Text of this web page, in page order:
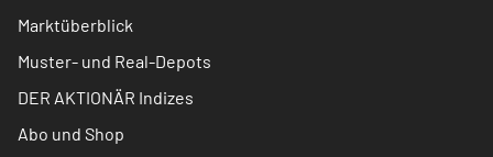
Marktüberblick
Muster- und Real-Depots
DER AKTIONÄR Indizes
Abo und Shop